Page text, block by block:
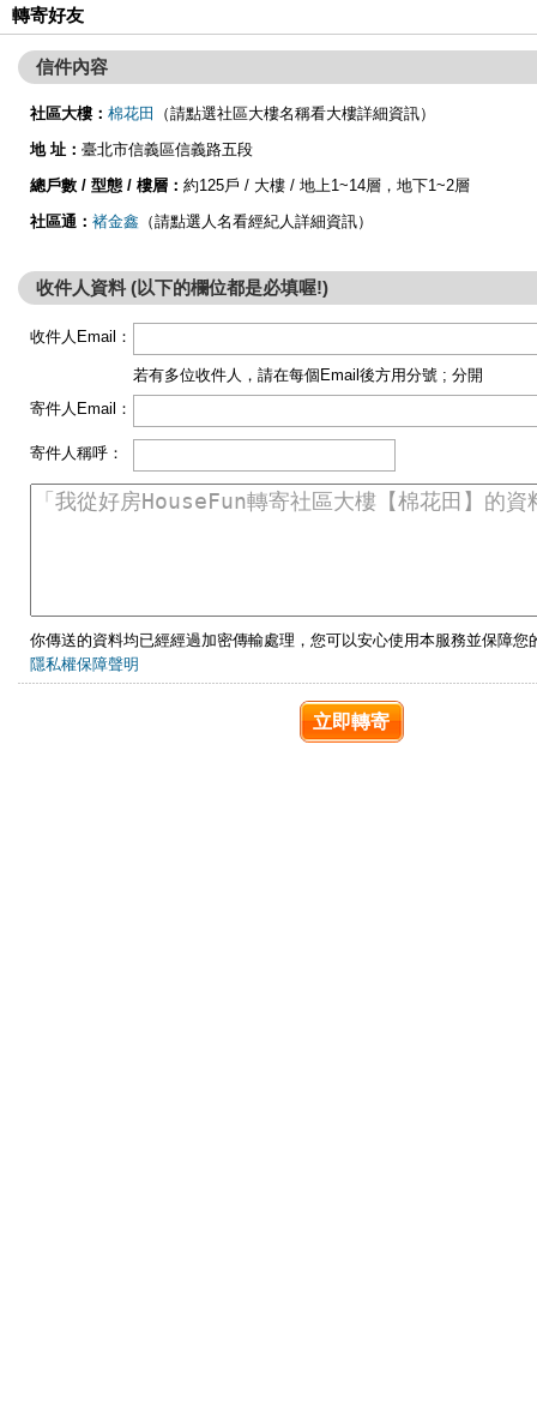
轉寄好友
信件內容
社區大樓： 棉花田
（請點選社區大樓名稱看大樓詳細資訊）
地 址： 臺北市信義區信義路五段
總戶數 / 型態 / 樓層： 約125戶 / 大樓 / 地上1~14層，地下1~2層
社區通： 褚金鑫 （請點選人名看經紀人詳細資訊）
收件人資料 (以下的欄位都是必填喔!)
收件人Email：
若有多位收件人，請在每個Email後方用分號 ; 分開
寄件人Email：
寄件人稱呼：
你傳送的資料均已經經過加密傳輸處理，您可以安心使用本服務並保障您
隱私權保障聲明
立即轉寄